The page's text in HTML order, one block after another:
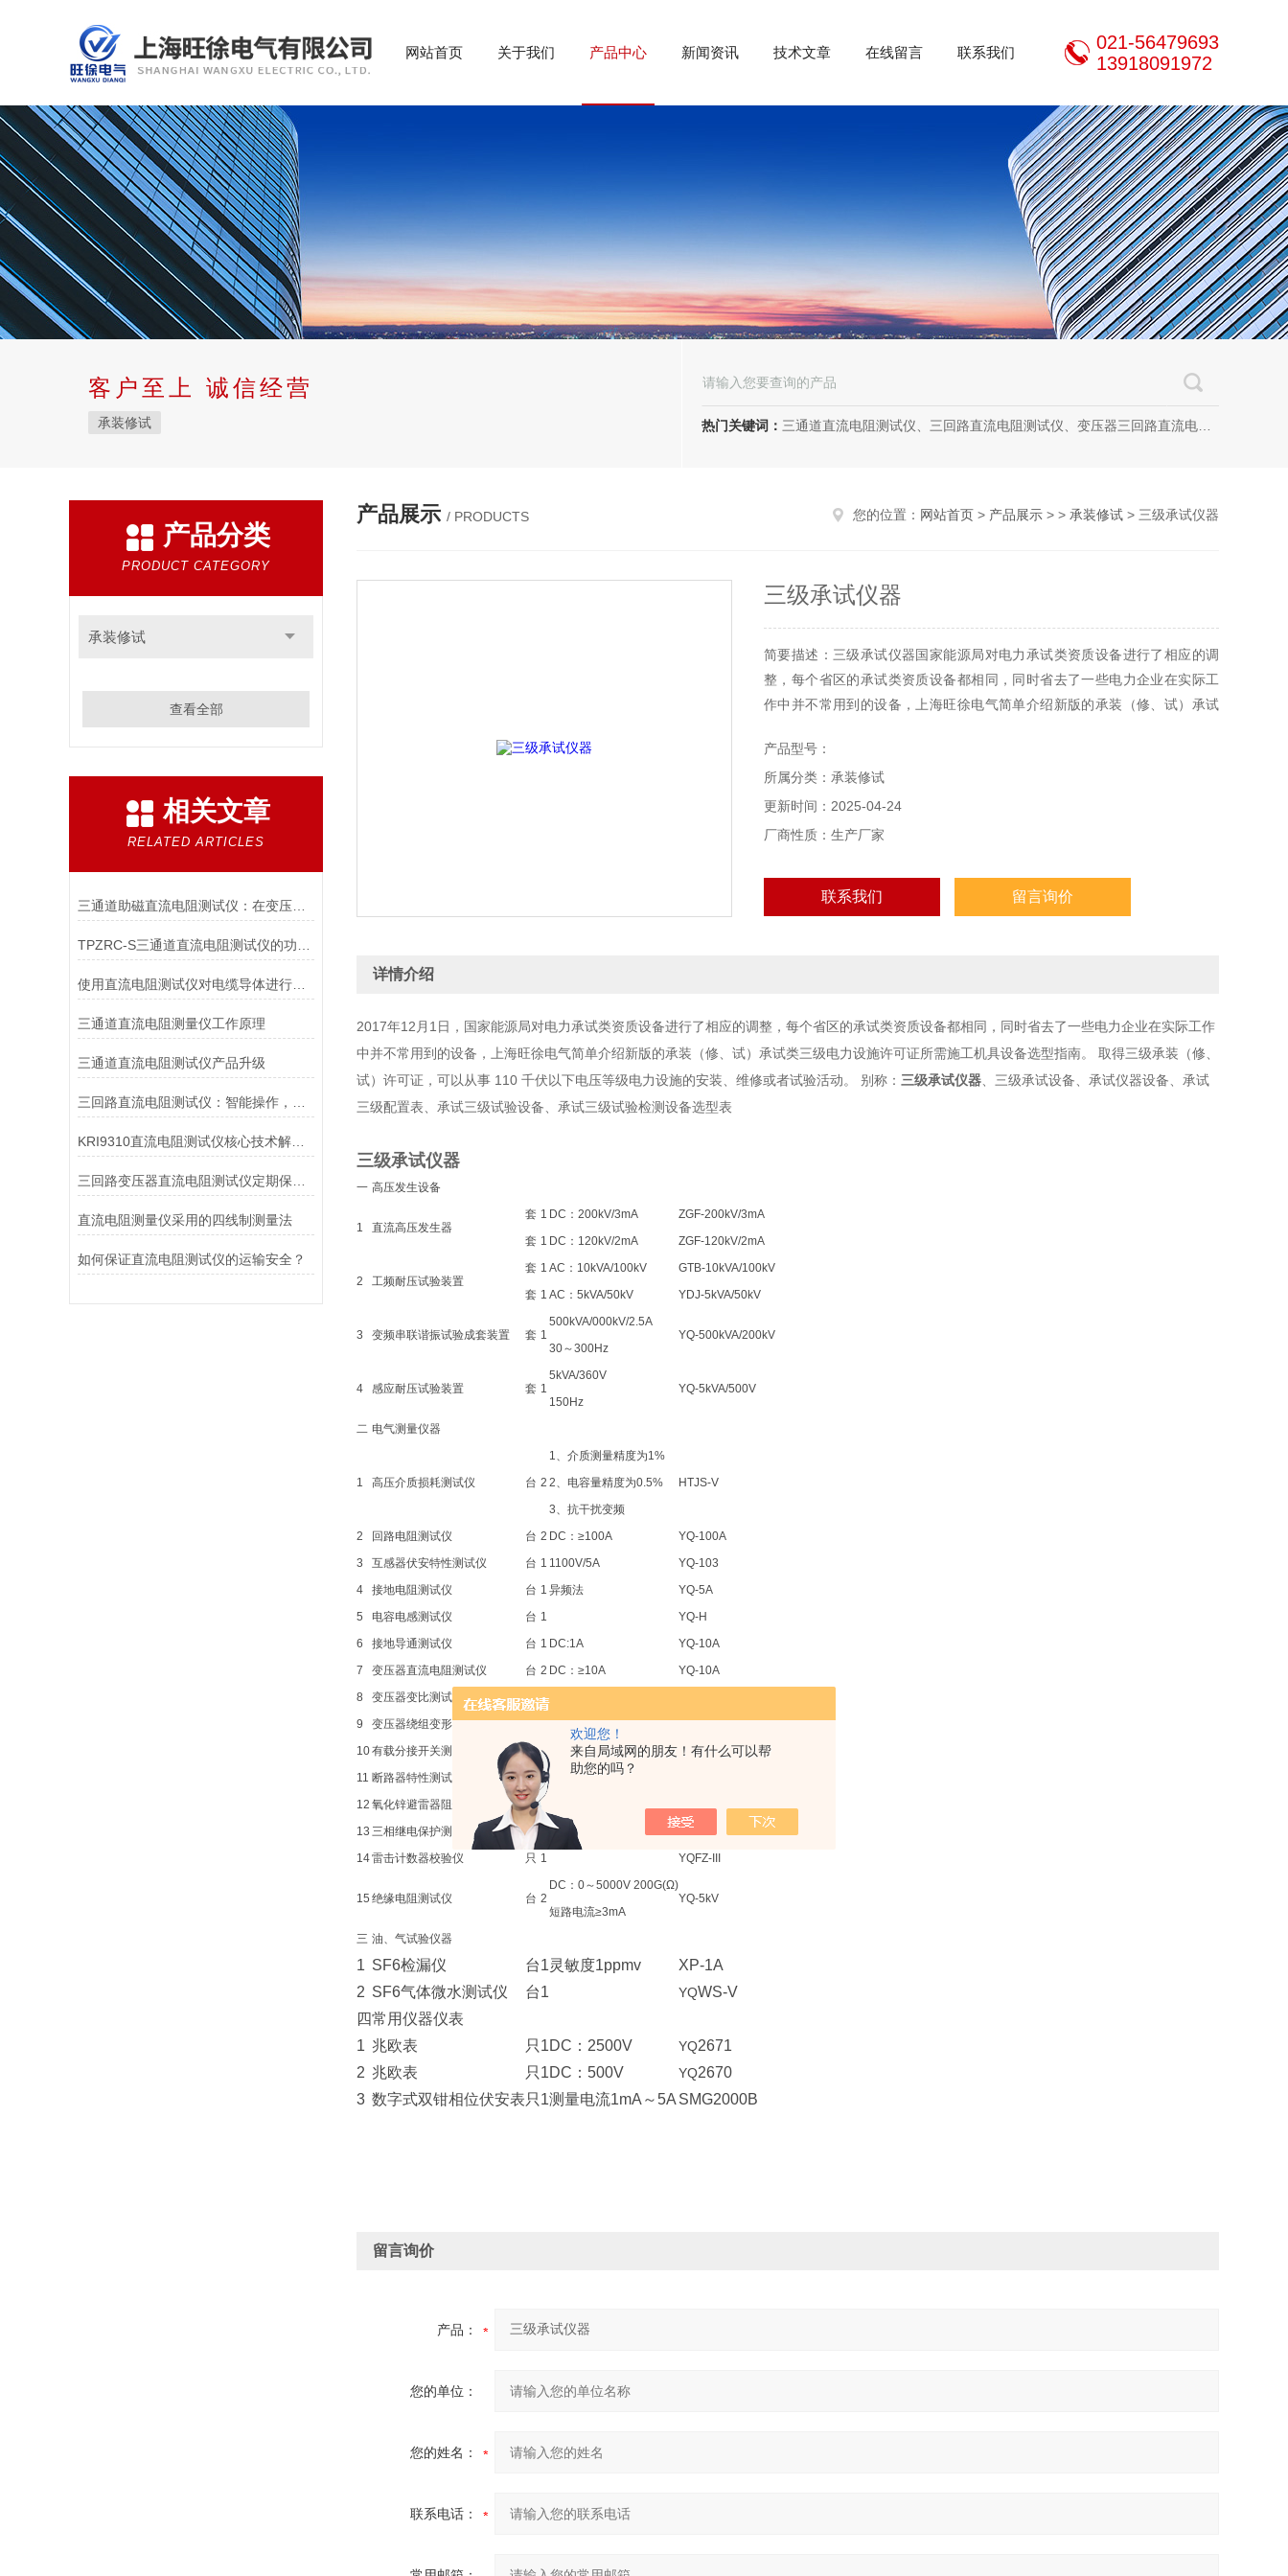
欢迎您！
来自局域网的朋友！有什么可以帮
助您的吗？
网站首页 关于我们 产品中心 新闻资讯 技术文章 在线留言 联系我们
021-56479693
13918091972
客户至上 诚信经营
承装修试 热门关键词： 三通道直流电阻测试仪、三回路直流电阻测试仪、变压器三回路直流电阻测试仪、手持式三相直流电阻测试仪、三通道助磁直流电阻测试仪
产品分类
PRODUCT CATEGORY
承装修试
查看全部
相关文章
RELATED ARTICLES
三通道助磁直流电阻测试仪：在变压器、电机等设备中的应用与价值
使用直流电阻测试仪对电缆导体进行直流电阻测量的原因
三通道直流电阻测量仪工作原理
三通道直流电阻测试仪产品升级
KRI9310直流电阻测试仪核心技术解析：如何实现高精度微欧级电阻测量？
直流电阻测量仪采用的四线制测量法
如何保证直流电阻测试仪的运输安全？
产品展示 / PRODUCTS 您的位置： 网站首页 > 产品展示 > > 承装修试 > 三级承试仪器
三级承试仪器
简要描述：三级承试仪器国家能源局对电力承试类资质设备进行了相应的调
整，每个省区的承试类资质设备都相同，同时省去了一些电力企业在实际工
作中并不常用到的设备，上海旺徐电气简单介绍新版的承装（修、试）承试
产品型号：
所属分类：承装修试
更新时间：2025-04-24
厂商性质：生产厂家
联系我们 留言询价
详情介绍
2017年12月1日，国家能源局对电力承试类资质设备进行了相应的调整，每个省区的承试类资质设备都相同，同时省去了一些电力企业在实际工作
中并不常用到的设备，上海旺徐电气简单介绍新版的承装（修、试）承试类三级电力设施许可证所需施工机具设备选型指南。 取得三级承装（修、
试）许可证，可以从事 110 千伏以下电压等级电力设施的安装、维修或者试验活动。 别称： 三级承试仪器 、三级承试设备、承试仪器设备、承试
三级配置表、承试三级试验设备、承试三级试验检测设备选型表
三级承试仪器
一 高压发生设备
1 直流高压发生器
套 1 DC：200kV/3mA
ZGF-200kV/3mA
套 1 DC：120kV/2mA ZGF-120kV/2mA
2 工频耐压试验装置
套 1 AC：10kVA/100kV
GTB-10kVA/100kV
套 1 AC：5kVA/50kV YDJ-5kVA/50kV
3 变频串联谐振试验成套装置 套 1
500kVA/000kV/2.5A
30～300Hz
YQ-500kVA/200kV
4 感应耐压试验装置 套 1
5kVA/360V
150Hz
YQ-5kVA/500V
二 电气测量仪器
1 高压介质损耗测试仪 台 2
1、介质测量精度为1%
2、电容量精度为0.5%
3、抗干扰变频
HTJS-V
2 回路电阻测试仪 台 2 DC：≥100A
YQ-100A
3
互感器伏安特性测试仪 台 1 1100V/5A
YQ-103
4
接地电阻测试仪 台 1 异频法
YQ-5A
5
电容电感测试仪 台 1
YQ-H
6
接地导通测试仪 台 1 DC:1A
YQ-10A
7
变压器直流电阻测试仪 台 2 DC：≥10A
YQ-10A
8
变压器变比测试仪 台 1
9
变压器绕组变形测试仪 台 1频响法
YQBX-H
10有载分接开关测试仪 台 1 I≧1A
YQBYC-3000
11 断路器特性测试仪 台 2
12 氧化锌避雷器阻性电流测试仪 台 1
13 三相继电保护测试仪 台 三相电压电流各2组
YQ-1200
14雷击计数器校验仪 只 1 YQFZ-III
15 绝缘电阻测试仪 台 2
DC：0～5000V 200G(Ω)
短路电流≥3mA
YQ-5kV
三 油、气试验仪器
1 SF6检漏仪 台1灵敏度1ppmv
XP-1A
2 SF6气体微水测试仪 台1 YQWS-V
四常用仪器仪表
1 兆欧表 只 1DC：2500V YQ2671
2 兆欧表 只 1DC：500V YQ2670
3 数字式双钳相位伏安表 只 1测量电流1mA～5A SMG2000B
留言询价
产品：
您的单位：
您的姓名：
联系电话：